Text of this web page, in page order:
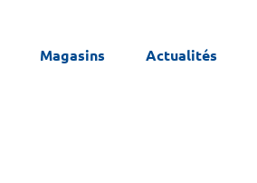
Magasins Actualités